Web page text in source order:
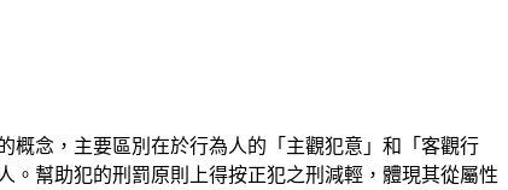
概念，主要區別在於行為人的「主觀犯意」和「客觀行
幫助犯的刑罰原則上得按正犯之刑減輕，體現其從屬性